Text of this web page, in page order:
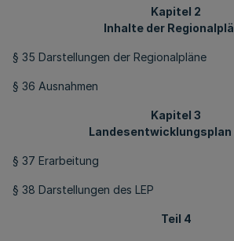
Kapitel 2
Inhalte der
§ 35 Darstellungen der Regionalpläne
§ 36 Ausnahmen
Kapitel 3
Landesentwicklungsplan
§ 37 Erarbeitung
§ 38 Darstellungen des LEP
Teil 4